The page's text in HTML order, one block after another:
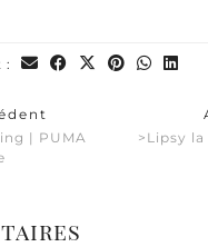
:
| PUMA
>Lipsy